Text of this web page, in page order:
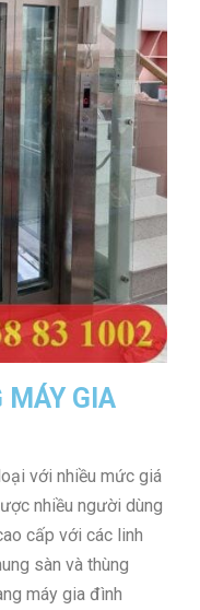
MÁY GIA
với nhiều mức giá
nhiều người dùng
cấp với các linh
sàn và thùng
máy gia đình